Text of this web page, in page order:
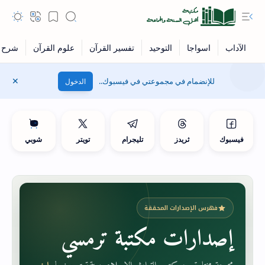
للإنضمام في مجموعتي في فيسبوك.. الدخول
فيسبوك ثريدز تليجرام تويتر شوبي
فهرس الإصدارات المحققة
إصدارات مكتبة ترمسي